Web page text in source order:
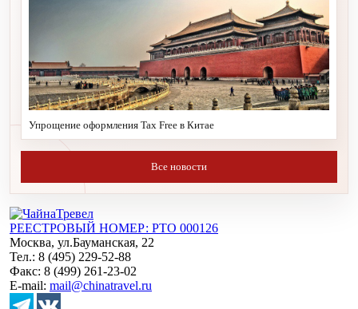
Упрощение оформления Tax Free в Китае
Все новости
РЕЕСТРОВЫЙ НОМЕР: РТО 000126
Москва, ул.Бауманская, 22
Тел.: 8 (495) 229-52-88
Факс: 8 (499) 261-23-02
E-mail: mail@chinatravel.ru